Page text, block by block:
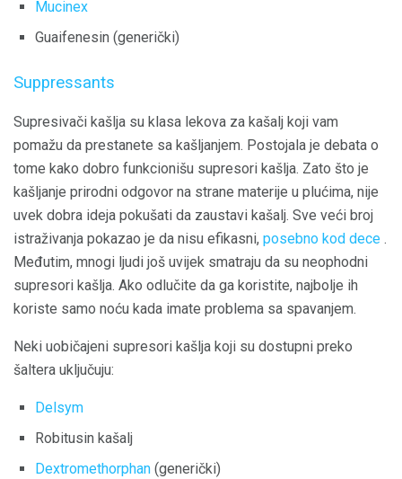
Mucinex
Guaifenesin (generički)
Suppressants
Supresivači kašlja su klasa lekova za kašalj koji vam
pomažu da prestanete sa kašljanjem. Postojala je debata o
tome kako dobro funkcionišu supresori kašlja. Zato što je
kašljanje prirodni odgovor na strane materije u plućima, nije
uvek dobra ideja pokušati da zaustavi kašalj. Sve veći broj
istraživanja pokazao je da nisu efikasni, posebno kod dece .
Međutim, mnogi ljudi još uvijek smatraju da su neophodni
supresori kašlja. Ako odlučite da ga koristite, najbolje ih
koriste samo noću kada imate problema sa spavanjem.
Neki uobičajeni supresori kašlja koji su dostupni preko
šaltera uključuju:
Delsym
Robitusin kašalj
Dextromethorphan (generički)